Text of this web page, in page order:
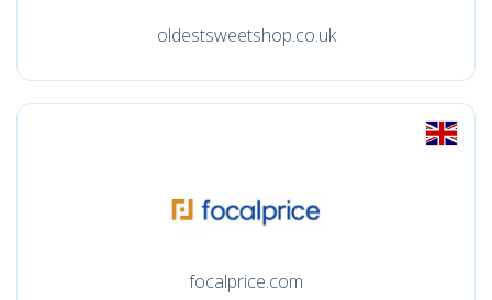
oldestsweetshop.co.uk
focalprice.com